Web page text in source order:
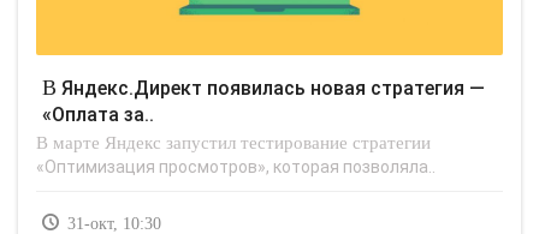
В Яндекс.Директ появилась новая стратегия —
«Оплата за..
В марте Яндекс запустил тестирование стратегии
«Оптимизация просмотров», которая позволяла..
31-окт, 10:30